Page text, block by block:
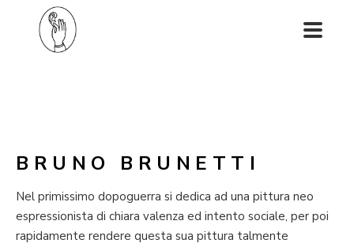
BRUNO BRUNETTI
Nel primissimo dopoguerra si dedica ad una pittura neo
espressionista di chiara valenza ed intento sociale, per poi
rapidamente rendere questa sua pittura talmente